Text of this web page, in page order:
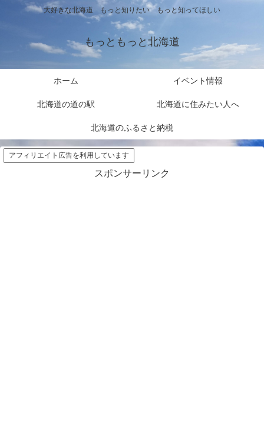
大好きな北海道 もっと知りたい もっと知ってほしい
もっともっと北海道
ホーム イベント情報
北海道の道の駅 北海道に住みたい人へ
北海道のふるさと納税
アフィリエイト広告を利用しています
スポンサーリンク